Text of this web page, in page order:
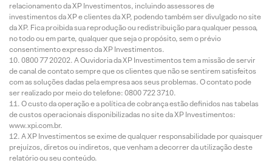
relacionamento da XP Investimentos, incluindo assessores de
investimentos da XP e clientes da XP, podendo também ser divulgado no site
da XP. Fica proibida sua reprodução ou redistribuição para qualquer pessoa,
no todo ou em parte, qualquer que seja o propósito, sem o prévio
consentimento expresso da XP Investimentos.
0800 77 20202. A Ouvidoria da XP Investimentos tem a missão de servir
de canal de contato sempre que os clientes que não se sentirem satisfeitos
com as soluções dadas pela empresa aos seus problemas. O contato pode
ser realizado por meio do telefone: 0800 722 3710.
O custo da operação e a política de cobrança estão definidos nas tabelas
de custos operacionais disponibilizadas no site da XP Investimentos:
www.xpi.com.br.
A XP Investimentos se exime de qualquer responsabilidade por quaisquer
prejuízos, diretos ou indiretos, que venham a decorrer da utilização deste
relatório ou seu conteúdo.